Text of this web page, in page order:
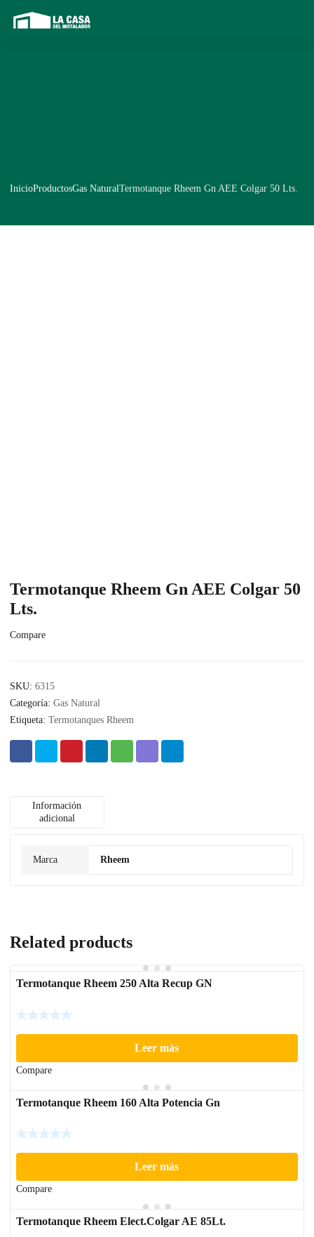
InicioProductosGas NaturalTermotanque Rheem Gn AEE Colgar 50 Lts.
Termotanque Rheem Gn AEE Colgar 50
Lts.
Compare
SKU: 6315
Categoría: Gas Natural
Etiqueta: Termotanques Rheem
Información
adicional
Marca Rheem
Related products
Termotanque Rheem 250 Alta Recup GN
Leer más
Compare
Termotanque Rheem 160 Alta Potencia Gn
Leer más
Compare
Termotanque Rheem Elect.Colgar AE 85Lt.